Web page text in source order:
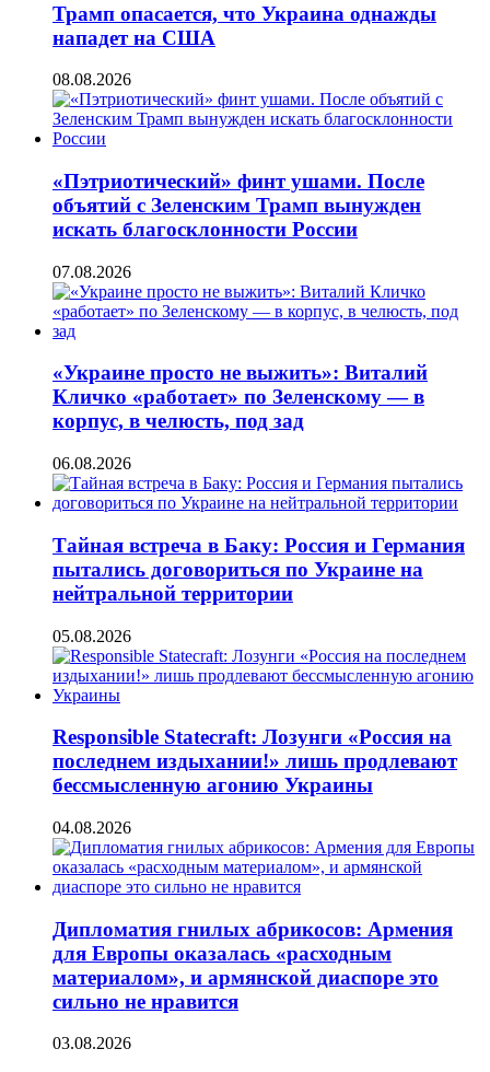
Трамп опасается, что Украина однажды
нападет на США
08.08.2026
«Пэтриотический» финт ушами. После
объятий с Зеленским Трамп вынужден
искать благосклонности России
07.08.2026
«Украине просто не выжить»: Виталий
Кличко «работает» по Зеленскому — в
корпус, в челюсть, под зад
06.08.2026
Тайная встреча в Баку: Россия и Германия
пытались договориться по Украине на
нейтральной территории
05.08.2026
Responsible Statecraft: Лозунги «Россия на
последнем издыхании!» лишь продлевают
бессмысленную агонию Украины
04.08.2026
Дипломатия гнилых абрикосов: Армения
для Европы оказалась «расходным
материалом», и армянской диаспоре это
сильно не нравится
03.08.2026